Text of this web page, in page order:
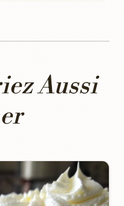
Aussi